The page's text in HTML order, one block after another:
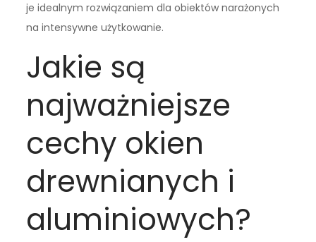
je idealnym rozwiązaniem dla obiektów narażonych
na intensywne użytkowanie.
Jakie są
najważniejsze
cechy okien
drewnianych i
aluminiowych?